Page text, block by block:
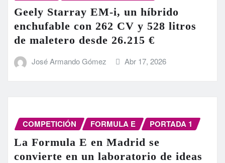
Geely Starray EM-i, un híbrido
enchufable con 262 CV y 528 litros
de maletero desde 26.215 €
José Armando Gómez Abr 17, 2026
COMPETICIÓN FORMULA E PORTADA 1
La Formula E en Madrid se
convierte en un laboratorio de ideas